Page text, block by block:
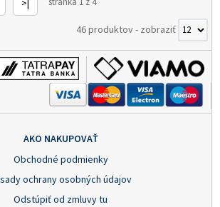
>|
46 produktov- zobraziť
AKO NAKUPOVAŤ
Obchodné podmienky
ochrany osobných údajov
Odstúpiť od zmluvy tu